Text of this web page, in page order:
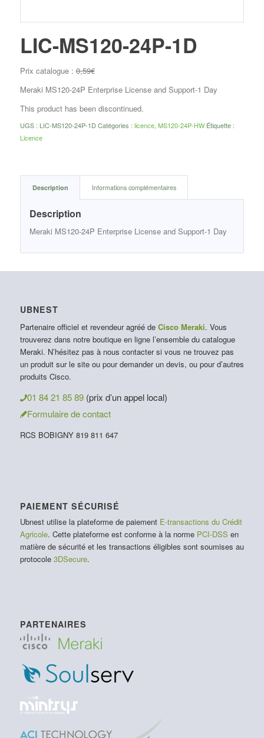
LIC-MS120-24P-1D
Prix catalogue :0,59€
Meraki MS120-24P Enterprise License and Support-1 Day
This product has been discontinued.
UGS : LIC-MS120-24P-1D Catégories : licence, MS120-24P-HW Étiquette :
Licence
Description Informations complémentaires
Description
Meraki MS120-24P Enterprise License and Support-1 Day
UBNEST
Partenaire officiel et revendeur agréé de Cisco Meraki. Vous
trouverez dans notre boutique en ligne l’ensemble du catalogue
Meraki. N’hésitez pas à nous contacter si vous ne trouvez pas
un produit sur le site ou pour demander un devis, ou pour d’autres
produits Cisco.
01 84 21 85 89 (prix d’un appel local)
Formulaire de contact
RCS BOBIGNY 819 811 647
PAIEMENT SÉCURISÉ
Ubnest utilise la plateforme de paiement E-transactions du Crédit
Agricole. Cette plateforme est conforme à la norme PCI-DSS en
matière de sécurité et les transactions éligibles sont soumises au
protocole 3DSecure.
PARTENAIRES